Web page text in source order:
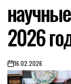
2026
on16.02.2026